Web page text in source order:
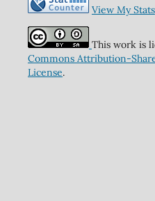
View My Stats
This work is
Commons Attribution-
License.